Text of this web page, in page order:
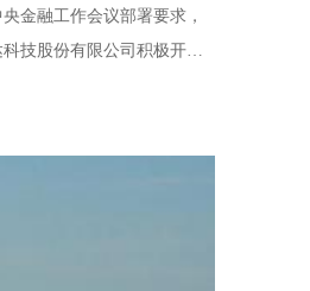
金融工作会议部署要求，
技股份有限公司积极开
‘维护权益’”为主题，